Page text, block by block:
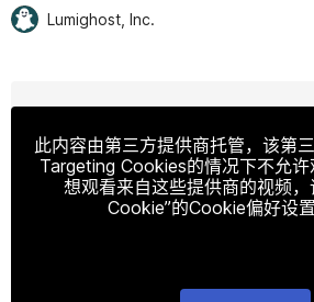
Lumighost, Inc.
此内容由第三方提供商托管，该第
Targeting Cookies的情况下不允
想观看来自这些提供商的视频
Cookie”的Cookie偏好设置